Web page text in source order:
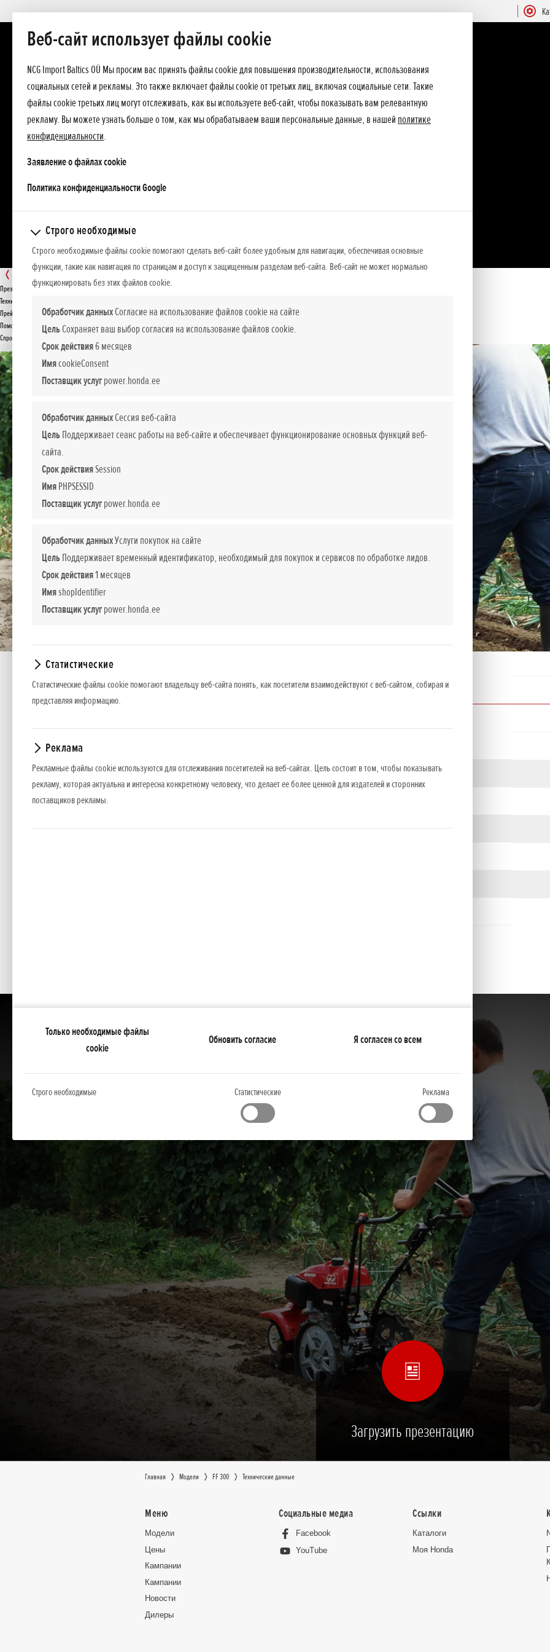
Веб-сайт использует файлы cookie
NCG Import Baltics OÜ Мы просим вас принять файлы cookie для повышения производительности, использования
социальных сетей и рекламы. Это также включает файлы cookie от третьих лиц, включая социальные сети. Такие
файлы cookie третьих лиц могут отслеживать, как вы используете веб-сайт, чтобы показывать вам релевантную
рекламу. Вы можете узнать больше о том, как мы обрабатываем ваши персональные данные, в нашей политике
конфиденциальности.
Заявление о файлах cookie
Политика конфиденциальности Googleopens in a new tab
Строго необходимые
Строго необходимые файлы cookie помогают сделать веб-сайт более удобным для навигации, обеспечивая основные
функции, такие как навигация по страницам и доступ к защищенным разделам веб-сайта. Веб-сайт не может нормально
функционировать без этих файлов cookie.
Обработчик данныхСогласие на использование файлов cookie на сайте
ЦельСохраняет ваш выбор согласия на использование файлов cookie.
Срок действия6 месяцев
ИмяcookieConsent
Поставщик услугpower.honda.ee
Обработчик данныхСессия веб-сайта
ЦельПоддерживает сеанс работы на веб-сайте и обеспечивает функционирование основных функций веб-
сайта.
Срок действияSession
ИмяPHPSESSID
Поставщик услугpower.honda.ee
Обработчик данныхУслуги покупок на сайте
ЦельПоддерживает временный идентификатор, необходимый для покупок и сервисов по обработке лидов.
Срок действия1 месяцев
ИмяshopIdentifier
Поставщик услугpower.honda.ee
Статистические
Статистические файлы cookie помогают владельцу веб-сайта понять, как посетители взаимодействуют с веб-сайтом, собирая и
представляя информацию.
Реклама
Рекламные файлы cookie используются для отслеживания посетителей на веб-сайтах. Цель состоит в том, чтобы показывать
рекламу, которая актуальна и интересна конкретному человеку, что делает ее более ценной для издателей и сторонних
поставщиков рекламы.
Только необходимые файлы
cookie
Обновить согласие Я согласен со всем
Строго необходимые Статистические Реклама
FF 300
Презентация
Технические данные
Прейскурант
Помощь при покупке
Спросите подробнее
ПРЕДЛОЖЕНИЕ
Показать содержимое всех категорий
Двигатель
Мощность л.с.
Привод
Ширина зоны обработки, см
Загрузить презентацию
Главная Moдeли FF 300 Технические данные
Меню
Moдeли
Цeны
Кампании
Кампании
Новocти
Дилеры
Социальные медиа
Facebook
YouTube
Ссылки
Каталоги
Moя Honda